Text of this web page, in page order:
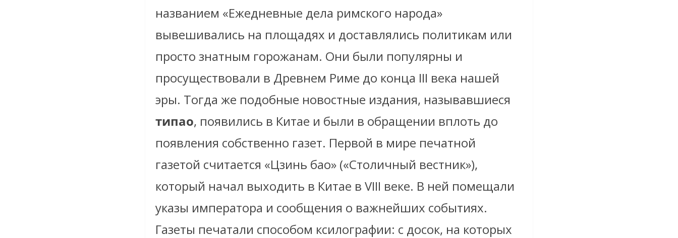
названием «Ежедневные дела римского народа»
вывешивались на площадях и доставлялись политикам или
просто знатным горожанам. Они были популярны и
просуществовали в Древнем Риме до конца III века нашей
эры. Тогда же подобные новостные издания, называвшиеся
типао, появились в Китае и были в обращении вплоть до
появления собственно газет. Первой в мире печатной
газетой считается «Цзинь бао» («Столичный вестник»),
который начал выходить в Китае в VIII веке. В ней помещали
указы императора и сообщения о важнейших событиях.
Газеты печатали способом ксилографии: с досок, на которых